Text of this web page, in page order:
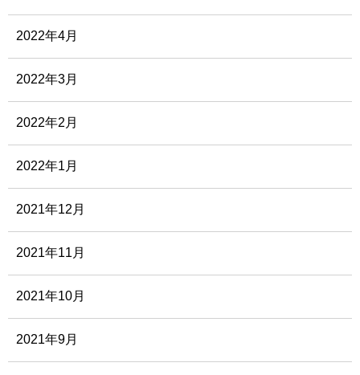
2022年4月
2022年3月
2022年2月
2022年1月
2021年12月
2021年11月
2021年10月
2021年9月